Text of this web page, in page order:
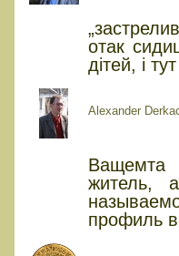
отак
дітей, і
Alexander
житель,
профиль